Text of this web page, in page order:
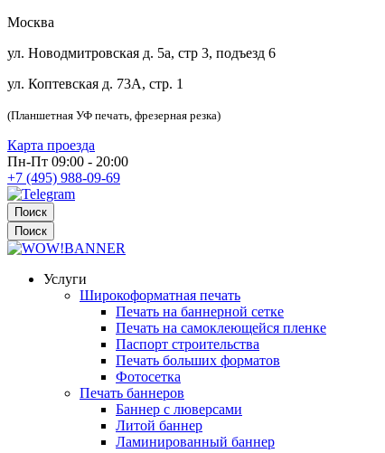
Москва
ул. Новодмитровская д. 5а, стр 3, подъезд 6
ул. Коптевская д. 73А, стр. 1
(Планшетная УФ печать, фрезерная резка)
Карта проезда
Пн-Пт 09:00 - 20:00
+7 (495) 988-09-69
Поиск
Поиск
Услуги
Широкоформатная печать
Печать на баннерной сетке
Печать на самоклеющейся пленке
Паспорт строительства
Печать больших форматов
Фотосетка
Печать баннеров
Баннер с люверсами
Литой баннер
Ламинированный баннер